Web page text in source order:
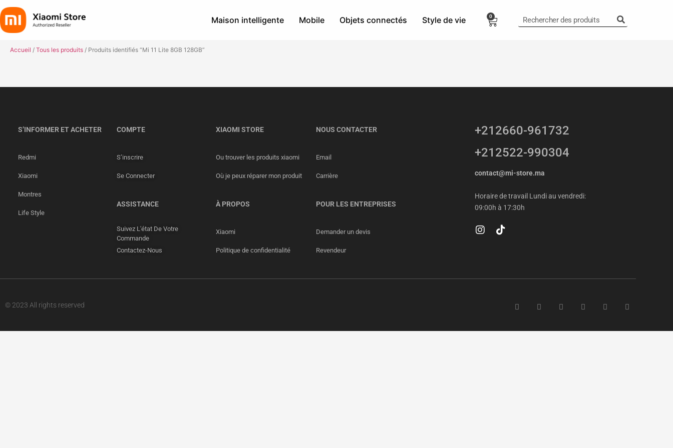
Maison intelligente Mobile Objets connectés Style de vie 0
Accueil / Tous les produits / Produits identifiés “Mi 11 Lite 8GB 128GB”
S’INFORMER ET ACHETER
Redmi
Xiaomi
Montres
Life Style
COMPTE
S’inscrire
Se Connecter
ASSISTANCE
Suivez L'état De Votre
Commande
Contactez-Nous
XIAOMI STORE
Ou trouver les produits xiaomi
Où je peux réparer mon produit
À PROPOS
Xiaomi
Politique de confidentialité
NOUS CONTACTER
Email
Carrière
POUR LES ENTREPRISES
Demander un devis
Revendeur
+212660-961732
+212522-990304
contact@mi-store.ma
Horaire de travail Lundi au vendredi:
09:00h à 17:30h
© 2023 All rights reserved